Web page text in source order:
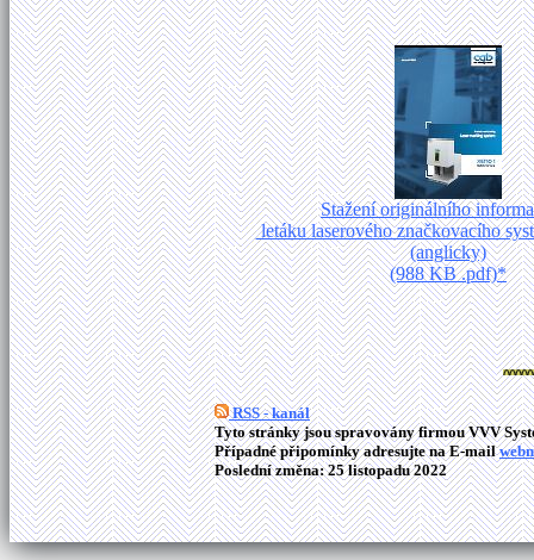
Stažení originálního
letáku laserového značkovacího
(anglicky)
(988 KB .pdf)*
RSS - kanál
Tyto stránky jsou spravovány firmou VVV
Případné připomínky adresujte na E-mail
Poslední změna: 25 listopadu 2022